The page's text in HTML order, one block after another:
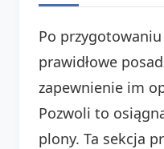
Po
prawidłowe
zapewnienie im
Pozwoli to
plony. Ta sekcja